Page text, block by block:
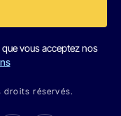
vous acceptez nos
droits réservés.